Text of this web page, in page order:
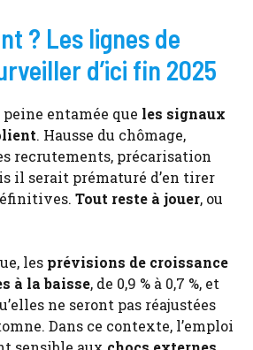
? Les lignes de
d’ici fin 2025
peine entamée que les signaux
. Hausse du chômage,
recrutements, précarisation
il serait prématuré d’en tirer
Tout reste à jouer, ou
les prévisions de croissance
à la baisse, de 0,9 % à 0,7 %, et
ne seront pas réajustées
Dans ce contexte, l’emploi